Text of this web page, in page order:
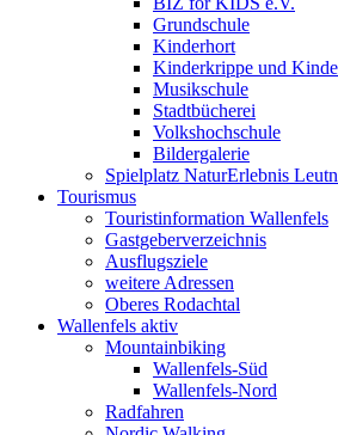
Grundschule
Kinderhort
Kinderkrippe und
Musikschule
Stadtbücherei
Volkshochschule
Bildergalerie
Spielplatz NaturErlebnis
Tourismus
Touristinformation Wallenfels
Gastgeberverzeichnis
Ausflugsziele
weitere Adressen
Oberes Rodachtal
Wallenfels aktiv
Mountainbiking
Wallenfels-Süd
Wallenfels-Nord
Radfahren